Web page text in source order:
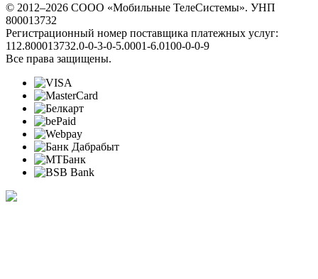
© 2012–2026 СООО «Мобильные ТелеСистемы». УНП
800013732
Регистрационный номер поставщика платежных услуг:
112.800013732.0-0-3-0-5.0001-6.0100-0-0-9
Все права защищены.